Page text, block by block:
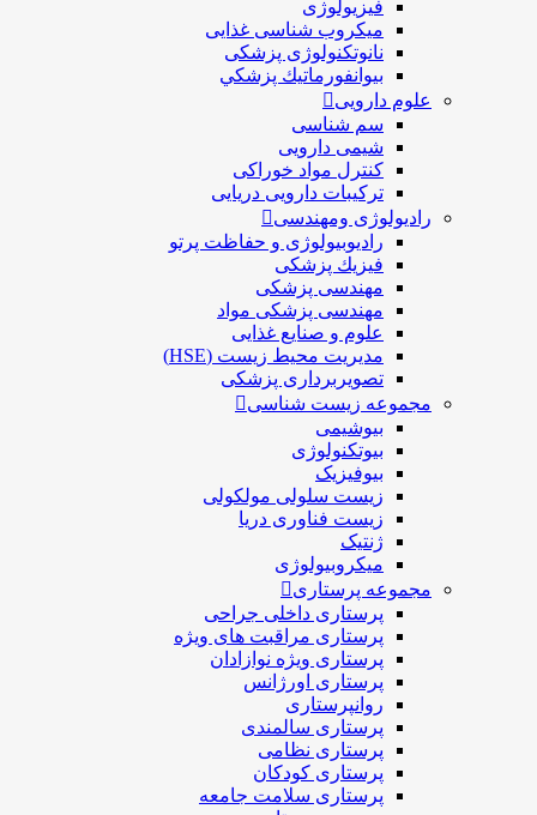
فیزیولوژی
ميكروب شناسی غذایی
نانوتکنولوژی پزشکی
بيوانفورماتيك پزشكي
علوم دارویی
سم شناسی
شیمی دارویی
کنترل مواد خوراکی
ترکیبات دارویی دریایی
رادیولوژی ومهندسی
رادیوبیولوژی و حفاظت پرتو
فيزيك پزشکی
مهندسی پزشکی
مهندسی پزشکی مواد
علوم و صنايع غذایی
مدیریت محیط زیست (HSE)
تصویربرداری پزشکی
مجموعه زیست شناسی
بیوشیمی
بیوتکنولوژی
بیوفیزیک
زیست سلولی مولکولی
زیست فناوری دریا
ژنتیک
میکروبیولوژی
مجموعه پرستاری
پرستاری داخلی جراحی
پرستاری مراقبت های ويژه
پرستاری ويژه نوازادان
پرستاری اورژانس
روانپرستاری
پرستاری سالمندی
پرستاری نظامی
پرستاری کودکان
پرستاری سلامت جامعه